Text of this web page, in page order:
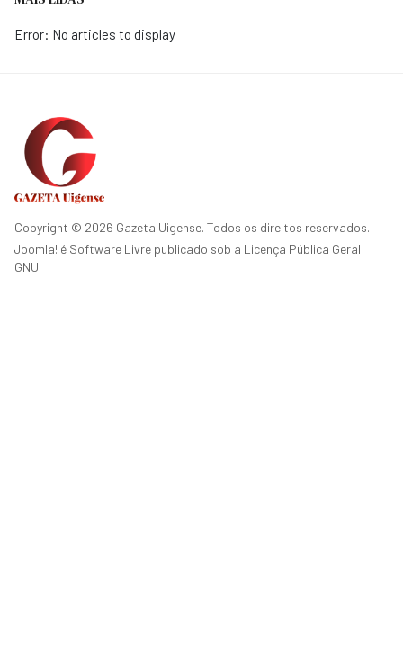
Error: No articles to display
Copyright © 2026 Gazeta Uigense. Todos os direitos reservados.
Joomla! é Software Livre publicado sob a Licença Pública Geral
GNU.